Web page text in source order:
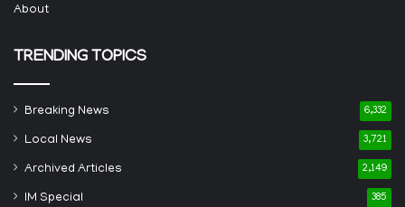
About
TRENDING TOPICS
Breaking News 6,332
Local News 3,721
Archived Articles 2,149
IM Special 385